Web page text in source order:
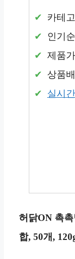
카테
인기
제품
상품
실시
허닭ON 촉
합, 50개,